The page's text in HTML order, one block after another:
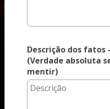
Descrição dos fatos
(Verdade absoluta
mentir)